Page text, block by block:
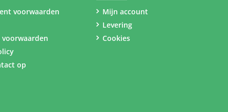
voorwaarden
voorwaarden
op
Mijn account
Levering
Cookies